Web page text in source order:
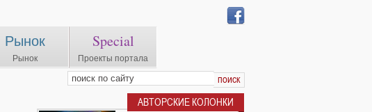
Рынок
Рынок
Special
Проекты портала
АВТОРСКИЕ КОЛОНКИ